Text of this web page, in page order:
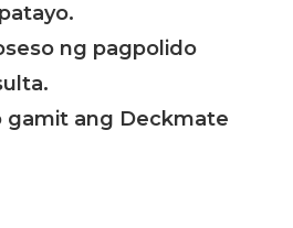
ng pagpolido
gamit ang Deckmate